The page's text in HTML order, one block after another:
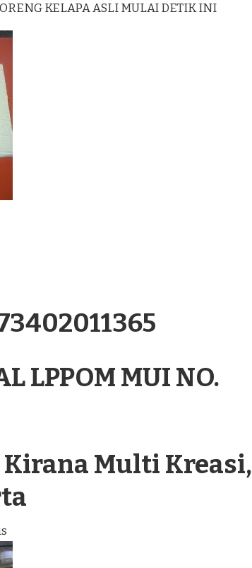
KELAPA ASLI MULAI DETIK INI
LPPOM MUI NO.
Multi Kreasi,